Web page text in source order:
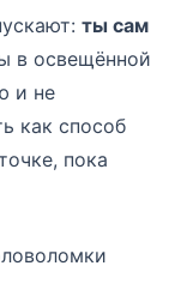
ты сам
в освещённой
и не
как способ
пока